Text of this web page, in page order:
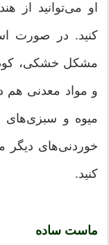
او می‌توانید از
کنید. در صورت
مشکل خشکی، کودک
و مواد معدنی هم
میوه‌ و سبزی‌های
خوردنی‌های دیگر
کنید.
ماست ساده